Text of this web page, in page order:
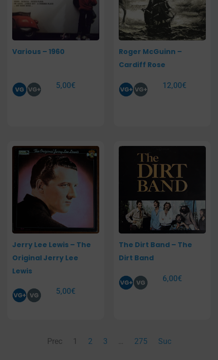
Various – 1960
5,00€
Roger McGuinn –
Cardiff Rose
12,00€
Jerry Lee Lewis – The
Original Jerry Lee
Lewis
5,00€
The Dirt Band – The
Dirt Band
6,00€
Prec 1 2 3 … 275 Suc